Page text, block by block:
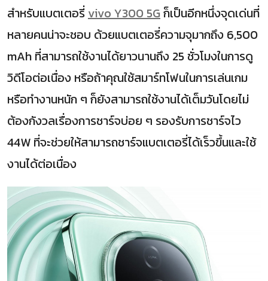
สำหรับแบตเตอรี่ vivo Y300 5Gก็เป็นอีกหนึ่งจุดเด่นที่
หลายคนน่าจะชอบ ด้วยแบตเตอรี่ความจุมากถึง 6,500
mAh ที่สามารถใช้งานได้ยาวนานถึง 25 ชั่วโมงในการดู
วิดีโอต่อเนื่อง หรือถ้าคุณใช้สมาร์ทโฟนในการเล่นเกม
หรือทำงานหนัก ๆ ก็ยังสามารถใช้งานได้เต็มวันโดยไม่
ต้องกังวลเรื่องการชาร์จบ่อย ๆ รองรับการชาร์จไว
44W ที่จะช่วยให้สามารถชาร์จแบตเตอรี่ได้เร็วขึ้นและใช้
งานได้ต่อเนื่อง